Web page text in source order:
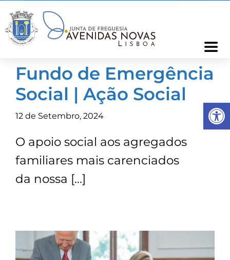
content
Freguesia
Informações
Notícias
Contactos
Fundo de Emergência
Social | Ação Social
12 de Setembro, 2024
O apoio social aos agregados
familiares mais carenciados
da nossa […]